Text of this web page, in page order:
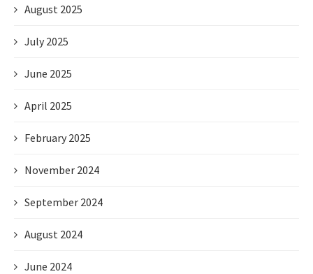
August 2025
July 2025
June 2025
April 2025
February 2025
November 2024
September 2024
August 2024
June 2024